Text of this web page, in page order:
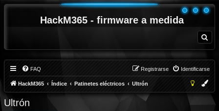
HackM365 - firmware a medida
u
FAQ Identificarse
Registrarse
HackM365 Índice Patinetes eléctricos Ultrón
Ultrón